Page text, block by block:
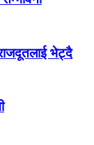
भेट्दै